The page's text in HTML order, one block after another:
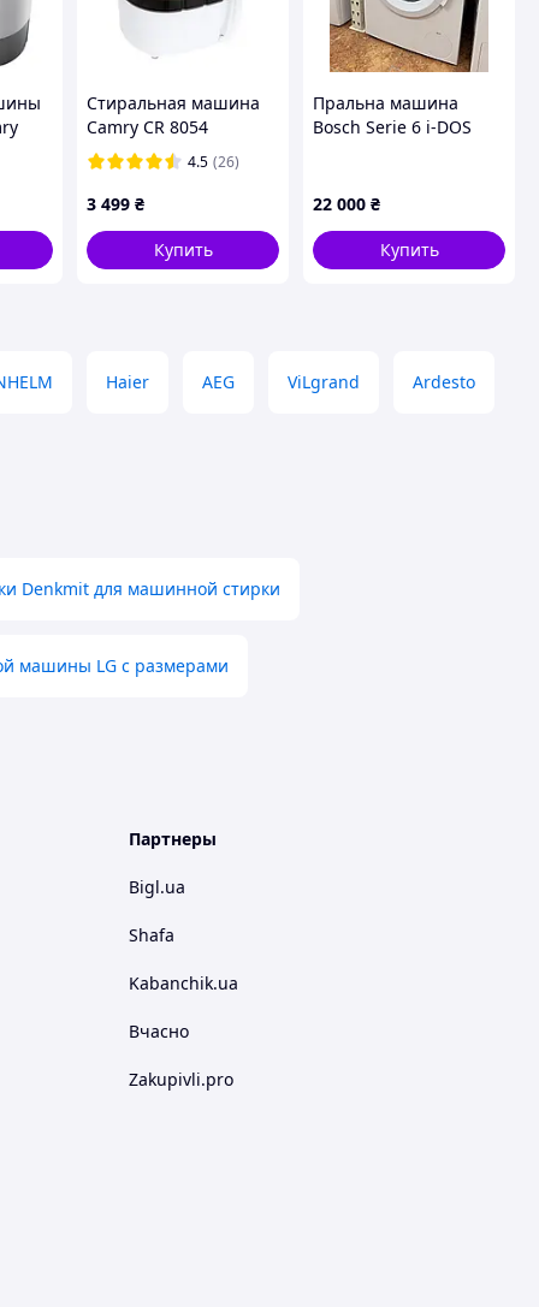
Стиральная машина
Camry CR 8054
4.5 (26)
3 499 ₴
Купить
Пральна машина
Bosch Serie 6 i-DOS
22 000 ₴
Купить
Haier AEG ViLgrand Ardesto
Denkmit для машинной стирки
машины LG с размерами
Партнеры
Bigl.ua
Shafa
Kabanchik.ua
Вчасно
Zakupivli.pro